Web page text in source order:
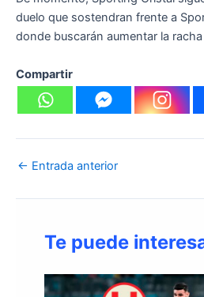
duelo que sostendran frente a
donde buscarán aumentar la
Compartir
← Entrada anterior
Te puede